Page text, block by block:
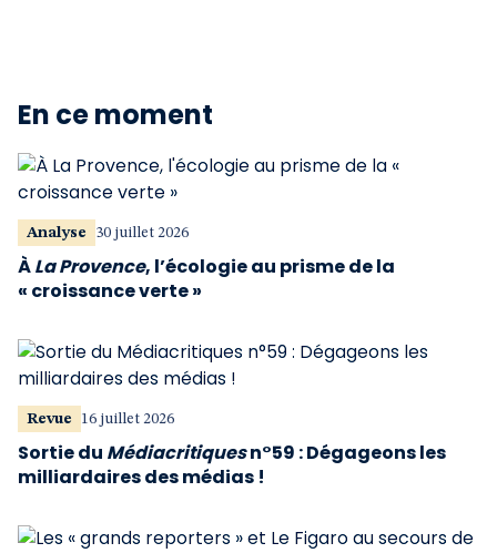
En ce moment
Analyse 30 juillet 2026
ÀLa Provence, l’écologie au prisme de la
« croissance verte »
Revue 16 juillet 2026
Sortie du Médiacritiquesn°59 : Dégageons les
milliardaires des médias !